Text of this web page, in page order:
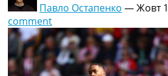
Павло Остапенко —Жовт
comment